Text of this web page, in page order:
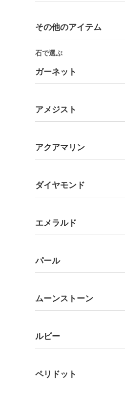
その他のアイテム
石で選ぶ
ガーネット
アメジスト
アクアマリン
ダイヤモンド
エメラルド
パール
ムーンストーン
ルビー
ペリドット